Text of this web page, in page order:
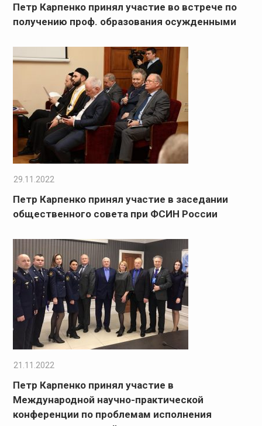
Петр Карпенко принял участие во встрече по
получению проф. образования осужденными
29.11.2022
Петр Карпенко принял участие в заседании
общественного совета при ФСИН России
21.11.2022
Петр Карпенко принял участие в
Международной научно-практической
конференции по проблемам исполнения